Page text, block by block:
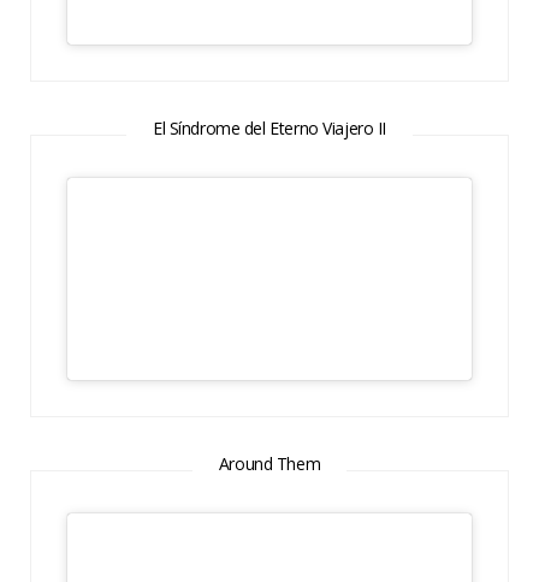
El Síndrome del Eterno Viajero II
Around Them